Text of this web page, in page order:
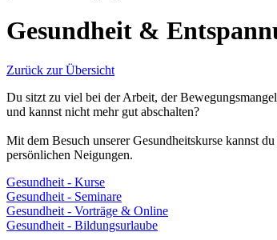
Gesundheit &
Zurück zur Übersicht
Du sitzt zu viel bei der Arbeit, der
und kannst nicht mehr gut abschalten?
Mit dem Besuch unserer Gesundheitskurse kannst
persönlichen Neigungen.
Gesundheit - Kurse
Gesundheit - Seminare
Gesundheit - Vorträge & Online
Gesundheit - Bildungsurlaube